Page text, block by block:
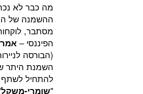
מה כבר לא
ההשמנה של
מסתבר,
הפיננסי –
(הבורסה
השמנת היתר
להתחיל לשתף
"שומרי-משקל